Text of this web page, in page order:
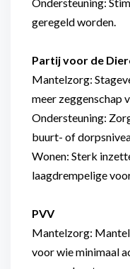
geregeld worden.
Partij voor de
Mantelzorg:
meer zeggenschap
Ondersteuning:
buurt- of
Wonen: Sterk
laagdrempelige
PVV
Mantelzorg:
voor wie minimaal